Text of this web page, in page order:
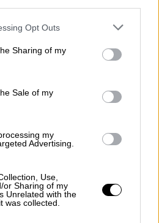
app uses one or more Google
behaviour. You may click to
and its third-party tags to
purposes in below Google
Opt Outs
Sharing of my
Sale of my
my
Advertising.
Use,
or Sharing of my
Unrelated with the
was collected.
Το
αποχαιρετά το ιστορικό
που διετέλεσε
ετών